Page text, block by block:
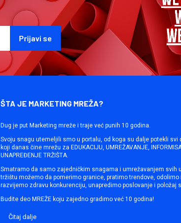
ŠTA JE MARKETING MREŽA?
Dug je put Marketing mreže i traje već punih 10 godina.
Svoju snagu utemeljili smo u portalu, od koga su dalje potekli svi
koji danas čine mrežu za EDUKACIJU, UMREŽAVANJE,
UNAPREĐENJE TRŽIŠTA.
Smatramo da samo zajedničkim snagama i umrežavanjem svih
tržištu možemo da pomerimo granice, pratimo trendove, odolimo
razvijemo zdravu konkurenciju, unapredimo poslovanje i položaj
Budite deo MREŽE koju zajedno gradimo već 10 godina!
Čitaj dalje